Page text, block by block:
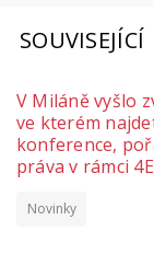
SOUVISEJÍCÍ
V Miláně vyšlo
ve kterém
konference,
práva v rámci 4E
Novinky